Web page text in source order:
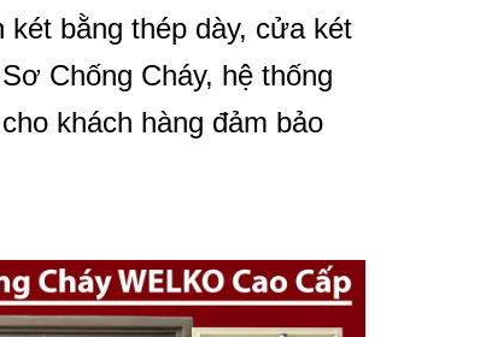
bằng thép dày, cửa két
Chống Cháy, hệ thống
khách hàng đảm bảo